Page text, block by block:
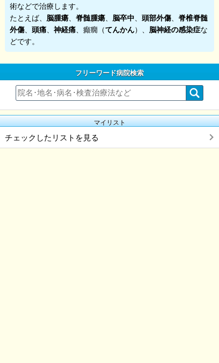
術などで治療します。
たとえば、 脳腫瘍 、脊髄腫瘍 脳卒中 頭部外傷 、脊椎脊髄
外傷
頭痛 神経痛 、癲癇（てんかん）、 脳神経の感染症な
どです。
フリーワード病院検索
マイリスト
チェックしたリストを見る